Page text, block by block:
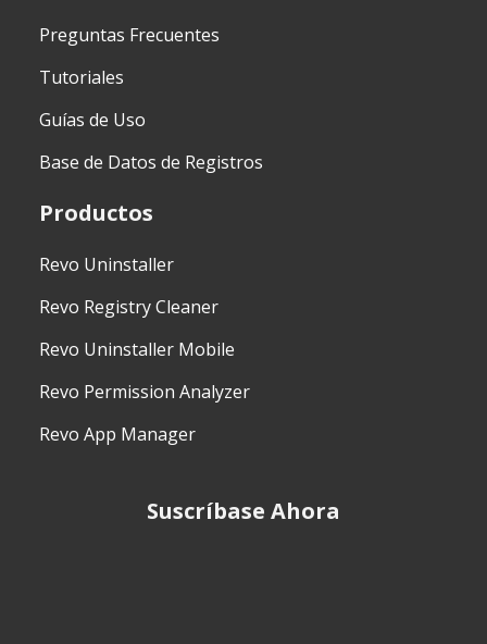
Preguntas Frecuentes
Tutoriales
Guías de Uso
Base de Datos de Registros
Productos
Revo Uninstaller
Revo Registry Cleaner
Revo Uninstaller Mobile
Revo Permission Analyzer
Revo App Manager
Suscríbase Ahora